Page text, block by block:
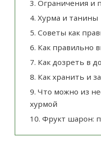
3. Ограничения и
4. Хурма и танины
5. Советы как
6. Как правильно
7. Как дозреть в
8. Как хранить и
9. Что можно из
хурмой
10. Фрукт шарон: